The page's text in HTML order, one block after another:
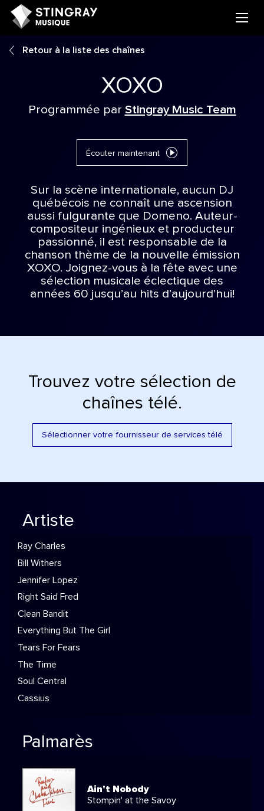
Retour à la liste des chaînes
XOXO
Programmée par Stingray Music Team
Écouter maintenant
Sur la scène internationale, aucun DJ
québécois ne connaît une ascension
aussi fulgurante que Domeno. Auteur-
compositeur ingénieux et producteur
passionné, il est responsable de la
chanson thème de la nouvelle émission
XOXO. Joignez-vous à la fête avec une
sélection musicale éclectique des
années 60 jusqu’au hits d’aujourd’hui!
Trouvez votre sélection de
chaînes télé.
Sélectionner votre fournisseur de services télé
Artiste
Ray Charles
Bill Withers
Jennifer Lopez
Right Said Fred
Clean Bandit
Everything But The Girl
Tears For Fears
The Time
Soul Central
Cassius
Palmarès
Ain't Nobody
Stompin' at the Savoy